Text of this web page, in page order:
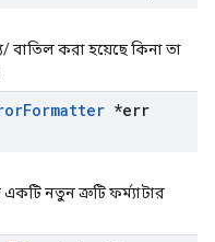
বাতিল করা হয়েছে কিনা তা
Formatter *err
একটি নতুন ত্রুটি ফর্ম্যাটার